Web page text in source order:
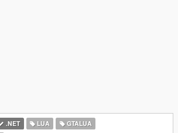
.NET LUA
GTALUA